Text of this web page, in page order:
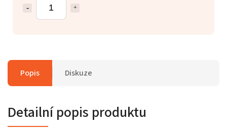
Popis Diskuze
Detailní popis produktu